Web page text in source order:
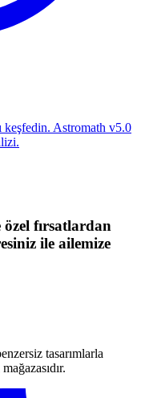
keşfedin. Astromath v5.0
fırsatlardan
ile ailemize
tasarımlarla